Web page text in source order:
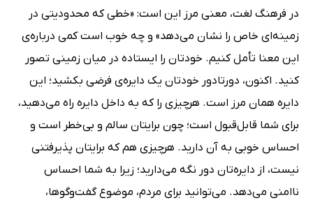
در فرهنگ لغت، معنی مرز این است: «خطی که محدودیتی در
زمینه‌ای خاص را نشان می‌دهد» و چه خوب است کمی درباره‌ی
این معنا تأمل کنیم. خودتان را ایستاده در میان زمینی تصور
کنید. اکنون، دور‌تا‌دور خودتان یک دایره‌ی فرضی بکشید؛ این
دایره همان مرز است. هرچیزی را که به داخل دایره راه می‌دهید،
برای شما قابل‌قبول است؛ چون برایتان سالم و بی‌خطر است و
احساس خوبی به آن دارید. هرچیزی هم که برایتان پذیرفتنی
نیست، از دایره‌تان دور نگه می‌دارید؛ زیرا به شما احساس
ناامنی می‌دهد. می‌توانید برای مردم، موضوع گفت‌و‌گوها،